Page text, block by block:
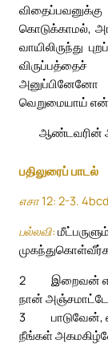
கொடுக்காமல்,
வாயிலிருந்து
வெறுமையாய்
ஆண்டவரின்
பதிலுரைப் பாடல்
எசா 12: 2-3.
பல்லவி:
2
இறைவன்
நான்
பாடுவேன்,
3
நீங்கள்